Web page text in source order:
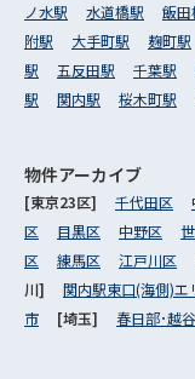
ノ水駅
水道橋駅 飯田
附駅
大手町駅 麹町駅
駅
五反田駅 千葉駅
駅
関内駅 桜木町駅
物件アーカイブ
[東京23区] 千代田区
区
目黒区 中野区
区
練馬区 江戸川区
川] 関内駅東口(海側)エ
市
[埼玉] 春日部･越